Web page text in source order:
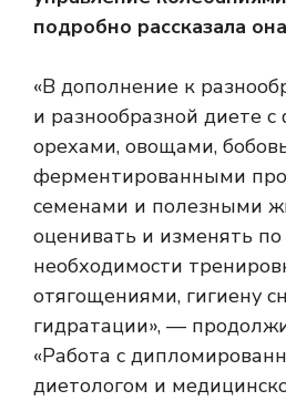
подробно рассказала
«В дополнение к
и разнообразной диете
орехами, овощами,
ферментированными
семенами и полезными
оценивать и изменять
необходимости
отягощениями, гигиену
гидратации», —
«Работа с
диетологом и